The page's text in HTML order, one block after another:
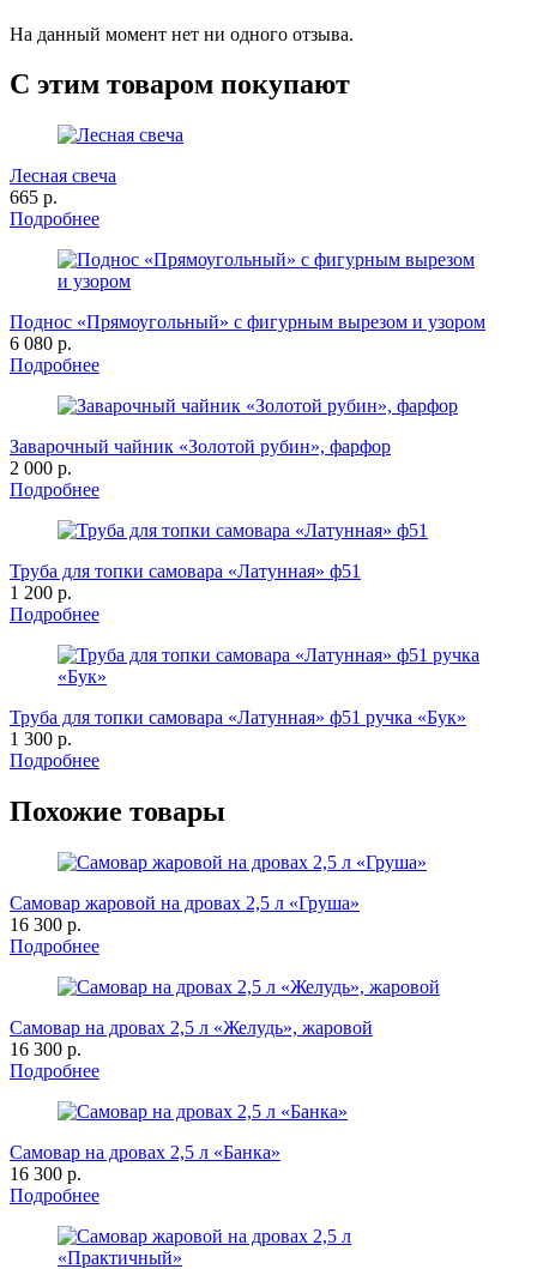
На данный момент нет ни одного отзыва.
С этим товаром покупают
Лесная свеча
665 р.
Подробнее
Поднос «Прямоугольный» с фигурным вырезом и узором
6 080 р.
Подробнее
Заварочный чайник «Золотой рубин», фарфор
2 000 р.
Подробнее
Труба для топки самовара «Латунная» ф51
1 200 р.
Подробнее
Труба для топки самовара «Латунная» ф51 ручка «Бук»
1 300 р.
Подробнее
Похожие товары
Самовар жаровой на дровах 2,5 л «Груша»
16 300 р.
Подробнее
Самовар на дровах 2,5 л «Желудь», жаровой
16 300 р.
Подробнее
Самовар на дровах 2,5 л «Банка»
16 300 р.
Подробнее